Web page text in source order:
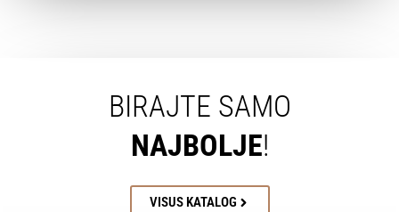
BIRAJTE SAMO
NAJBOLJE!
VISUS KATALOG